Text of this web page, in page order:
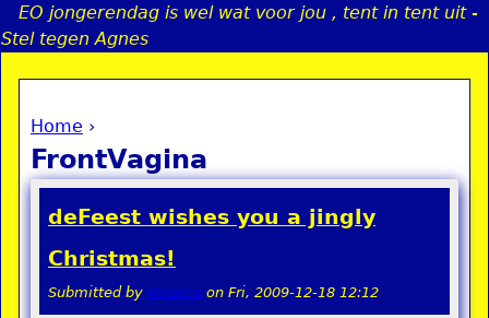
Jump to navigation
EO jongerendag is wel wat voor jou , tent in tent uit -
Stel tegen Agnes
You are here
Home ›
FrontVagina
deFeest wishes you a jingly
Christmas!
Submitted by Velasca on Fri, 2009-12-18 12:12